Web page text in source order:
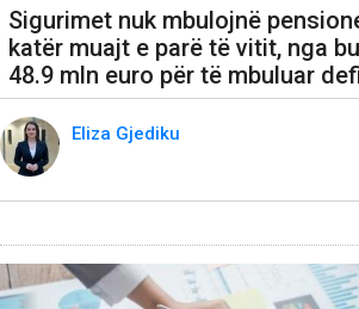
Sigurimet nuk mbulojnë
katër muajt e parë të vitit, nga
48.9 mln euro për të mbuluar
Eliza Gjediku